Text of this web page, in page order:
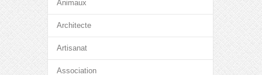
Animaux
Architecte
Artisanat
Association